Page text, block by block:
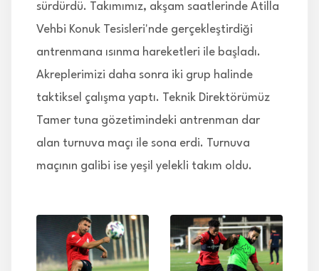
sürdürdü. Takımımız, akşam saatlerinde Atilla
Vehbi Konuk Tesisleri'nde gerçekleştirdiği
antrenmana ısınma hareketleri ile başladı.
Akreplerimizi daha sonra iki grup halinde
taktiksel çalışma yaptı. Teknik Direktörümüz
Tamer tuna gözetimindeki antrenman dar
alan turnuva maçı ile sona erdi. Turnuva
maçının galibi ise yeşil yelekli takım oldu.